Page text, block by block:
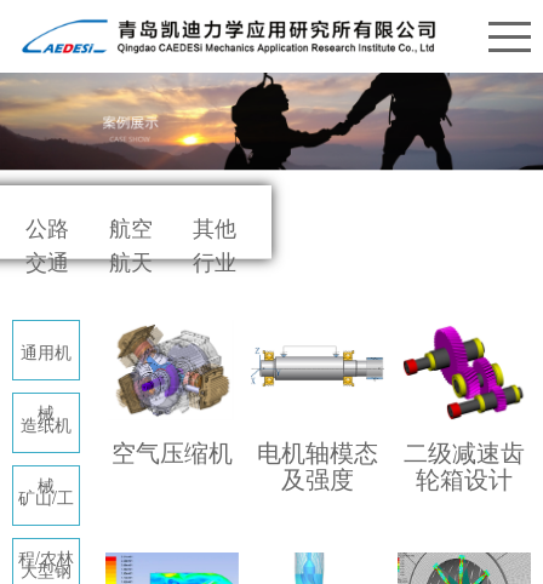
公路
交通
航空
航天
其他
行业
通用机
械
造纸机
械
矿山/工
程/农林
大型钢
空气压缩机 电机轴模态
及强度
二级减速齿
轮箱设计